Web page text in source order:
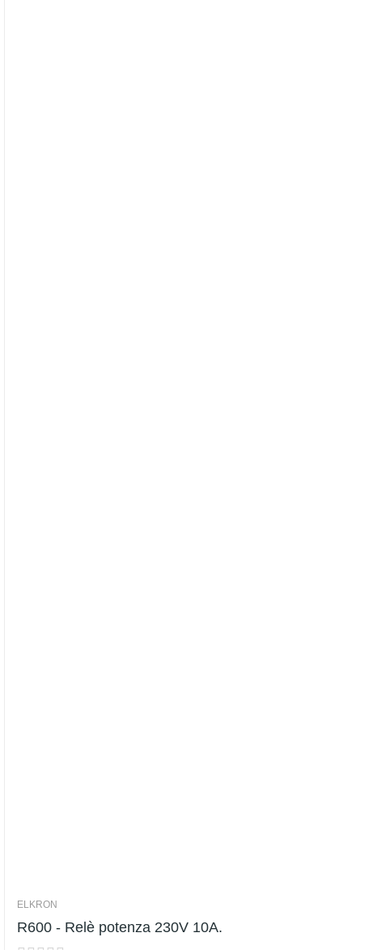
ELKRON
R600 - Relè potenza 230V 10A.